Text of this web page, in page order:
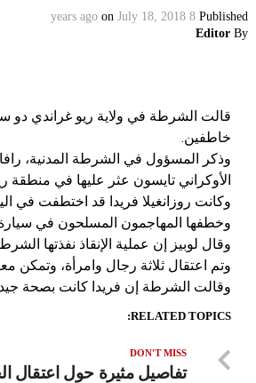
Published
8 years ago
on July 18, 2018
By
Editor
قالت الشرطة في ولاية ريو غراندي دو
خاطفين.
وذكر المسؤول في الشرطة المدنية،
الأوكراني تايسون عثر عليها في منطقة
وكانت روزانغيلا فريدا قد اختطفت في
وخطفها المهاجمون المسلحون في
وقال لوبيز إن عملية الإنقاذ نفذتها
وتم اعتقال ثلاثة رجال وامرأة، وتمكن
وقالت الشرطة إن فريدا كانت بصحة
RELATED TOPICS:
DON'T MISS
تفاصيل مثيرة حول اعتقال